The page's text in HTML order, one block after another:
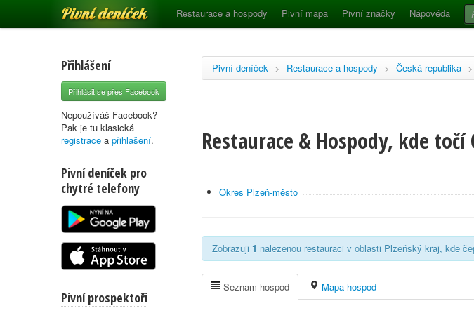
Pivní deníček Restaurace a hospody Pivní mapa Pivní značky Nápověda
Přihlášení
Přihlásit se přes Facebook
Nepoužíváš Facebook?
Pak je tu klasická
registrace a přihlašení.
Pivní deníček pro
chytré telefony
Pivní prospektoři
Pivní deníček > Restaurace a hospody > Česká republika >
Restaurace & Hospody, kde
Okres Plzeň-město
Zobrazuji 1 nalezenou restauraci v oblasti Plzeňský kraj, kde
Seznam hospod Mapa hospod